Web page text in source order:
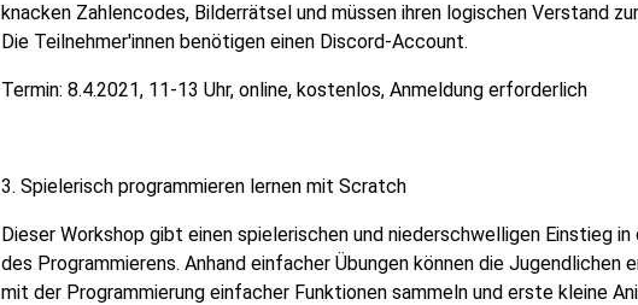
knacken Zahlencodes, Bilderrätsel und müssen ihren logischen Verstand
Die Teilnehmer'innen benötigen einen Discord-Account.
Termin: 8.4.2021, 11-13 Uhr, online, kostenlos, Anmeldung erforderlich
3. Spielerisch programmieren lernen mit Scratch
Dieser Workshop gibt einen spielerischen und niederschwelligen Einstieg in
des Programmierens. Anhand einfacher Übungen können die Jugendlichen
mit der Programmierung einfacher Funktionen sammeln und erste kleine